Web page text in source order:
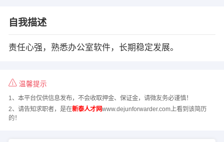
自我描述
责任心强，熟悉办公室软件，长期稳定发展。
温馨提示
1、本平台仅供信息发布，不会收取押金、保证金，请微友务必谨慎！
2、请告知求职者，是在新泰人才网www.dejunforwarder.com上看到该简历
的！